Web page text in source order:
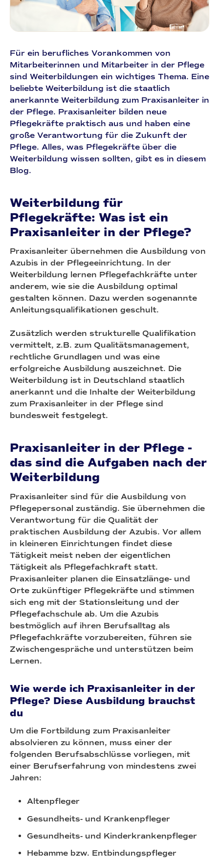
Für ein berufliches Vorankommen von
Mitarbeiterinnen und Mitarbeiter in der Pflege
sind Weiterbildungen ein wichtiges Thema. Eine
beliebte Weiterbildung ist die staatlich
anerkannte Weiterbildung zum Praxisanleiter in
der Pflege. Praxisanleiter bilden neue
Pflegekräfte praktisch aus und haben eine
große Verantwortung für die Zukunft der
Pflege. Alles, was Pflegekräfte über die
Weiterbildung wissen sollten, gibt es in diesem
Blog.
Weiterbildung für
Pflegekräfte: Was ist ein
Praxisanleiter in der Pflege?
Praxisanleiter übernehmen die Ausbildung von
Azubis in der Pflegeeinrichtung. In der
Weiterbildung lernen Pflegefachkräfte unter
anderem, wie sie die Ausbildung optimal
gestalten können. Dazu werden sogenannte
Anleitungsqualifikationen geschult.
Zusätzlich werden strukturelle Qualifikation
vermittelt, z.B. zum Qualitätsmanagement,
rechtliche Grundlagen und was eine
erfolgreiche Ausbildung auszeichnet. Die
Weiterbildung ist in Deutschland staatlich
anerkannt und die Inhalte der Weiterbildung
zum Praxisanleiter in der Pflege sind
bundesweit festgelegt.
Praxisanleiter in der Pflege -
das sind die Aufgaben nach der
Weiterbildung
Praxisanleiter sind für die Ausbildung von
Pflegepersonal zuständig. Sie übernehmen die
Verantwortung für die Qualität der
praktischen Ausbildung der Azubis. Vor allem
in kleineren Einrichtungen findet diese
Tätigkeit meist neben der eigentlichen
Tätigkeit als Pflegefachkraft statt.
Praxisanleiter planen die Einsatzlänge- und
Orte zukünftiger Pflegekräfte und stimmen
sich eng mit der Stationsleitung und der
Pflegefachschule ab. Um die Azubis
bestmöglich auf ihren Berufsalltag als
Pflegefachkräfte vorzubereiten, führen sie
Zwischengespräche und unterstützen beim
Lernen.
Wie werde ich Praxisanleiter in der
Pflege? Diese Ausbildung brauchst
du
Um die Fortbildung zum Praxisanleiter
absolvieren zu können, muss einer der
folgenden Berufsabschlüsse vorliegen, mit
einer Berufserfahrung von mindestens zwei
Jahren:
Altenpfleger
Gesundheits- und Krankenpfleger
Gesundheits- und Kinderkrankenpfleger
Hebamme bzw. Entbindungspfleger